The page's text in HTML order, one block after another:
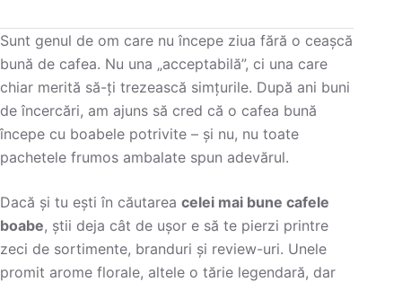
Sunt genul de om care nu începe ziua fără o ceașcă
bună de cafea. Nu una „acceptabilă”, ci una care
chiar merită să-ți trezească simțurile. După ani buni
de încercări, am ajuns să cred că o cafea bună
începe cu boabele potrivite – și nu, nu toate
pachetele frumos ambalate spun adevărul.
Dacă și tu ești în căutarea celei mai bune cafele
boabe, știi deja cât de ușor e să te pierzi printre
zeci de sortimente, branduri și review-uri. Unele
promit arome florale, altele o tărie legendară, dar